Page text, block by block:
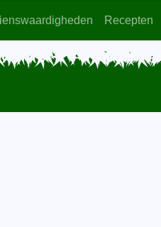
Recepten